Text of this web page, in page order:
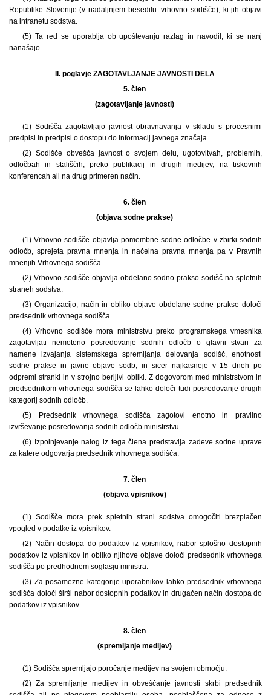
Republike Slovenije (v nadaljnjem besedilu: vrhovno sodišče), ki jih objavi
na intranetu sodstva.
(5) Ta red se uporablja ob upoštevanju razlag in navodil, ki se nanj
nanašajo.
II. poglavje ZAGOTAVLJANJE JAVNOSTI DELA
5. člen
(zagotavljanje javnosti)
(1) Sodišča zagotavljajo javnost obravnavanja v skladu s procesnimi
predpisi in predpisi o dostopu do informacij javnega značaja.
(2) Sodišče obvešča javnost o svojem delu, ugotovitvah, problemih,
odločbah in stališčih, preko publikacij in drugih medijev, na tiskovnih
konferencah ali na drug primeren način.
6. člen
(objava sodne prakse)
(1) Vrhovno sodišče objavlja pomembne sodne odločbe v zbirki sodnih
odločb, sprejeta pravna mnenja in načelna pravna mnenja pa v Pravnih
mnenjih Vrhovnega sodišča.
(2) Vrhovno sodišče objavlja obdelano sodno prakso sodišč na spletnih
straneh sodstva.
(3) Organizacijo, način in obliko objave obdelane sodne prakse določi
predsednik vrhovnega sodišča.
(4) Vrhovno sodišče mora ministrstvu preko programskega vmesnika
zagotavljati nemoteno posredovanje sodnih odločb o glavni stvari za
namene izvajanja sistemskega spremljanja delovanja sodišč, enotnosti
sodne prakse in javne objave sodb, in sicer najkasneje v 15 dneh po
odpremi stranki in v strojno berljivi obliki. Z dogovorom med ministrstvom in
predsednikom vrhovnega sodišča se lahko določi tudi posredovanje drugih
kategorij sodnih odločb.
(5) Predsednik vrhovnega sodišča zagotovi enotno in pravilno
izvrševanje posredovanja sodnih odločb ministrstvu.
(6) Izpolnjevanje nalog iz tega člena predstavlja zadeve sodne uprave
za katere odgovarja predsednik vrhovnega sodišča.
7. člen
(objava vpisnikov)
(1) Sodišče mora prek spletnih strani sodstva omogočiti brezplačen
vpogled v podatke iz vpisnikov.
(2) Način dostopa do podatkov iz vpisnikov, nabor splošno dostopnih
podatkov iz vpisnikov in obliko njihove objave določi predsednik vrhovnega
sodišča po predhodnem soglasju ministra.
(3) Za posamezne kategorije uporabnikov lahko predsednik vrhovnega
sodišča določi širši nabor dostopnih podatkov in drugačen način dostopa do
podatkov iz vpisnikov.
8. člen
(spremljanje medijev)
(1) Sodišča spremljajo poročanje medijev na svojem območju.
(2) Za spremljanje medijev in obveščanje javnosti skrbi predsednik